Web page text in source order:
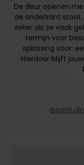
De deur openen
de onderkant
zeker als ze vaak
termijn voor
oplossing voor:
Hierdoor blijft
Bestel